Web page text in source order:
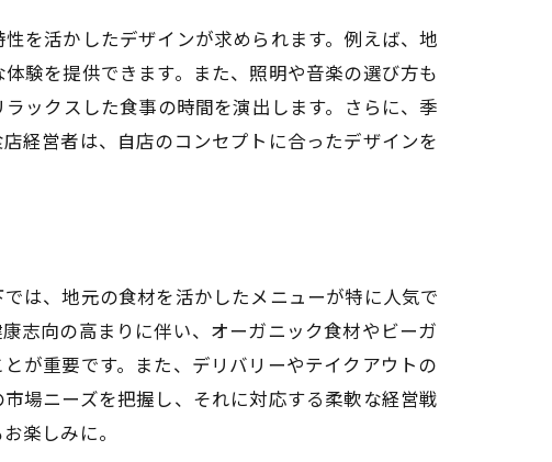
を活かしたデザインが求められます。例えば、地
験を提供できます。また、照明や音楽の選び方も
ックスした食事の時間を演出します。さらに、季
経営者は、自店のコンセプトに合ったデザインを
は、地元の食材を活かしたメニューが特に人気で
志向の高まりに伴い、オーガニック食材やビーガ
が重要です。また、デリバリーやテイクアウトの
場ニーズを把握し、それに対応する柔軟な経営戦
楽しみに。